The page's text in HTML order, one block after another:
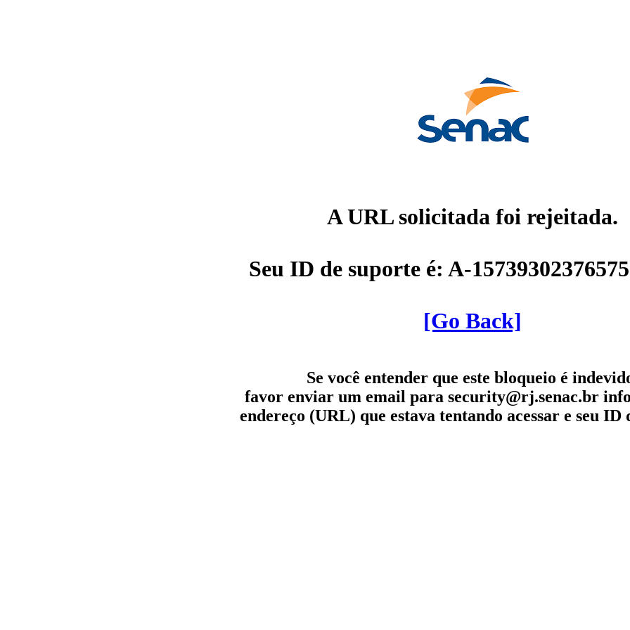
A URL solicitada foi rejeitada.
Seu ID de suporte é: A-
[Go Back]
Se você entender que este bloqueio é
favor enviar um email para security@rj.senac.br
endereço (URL) que estava tentando acessar e seu ID